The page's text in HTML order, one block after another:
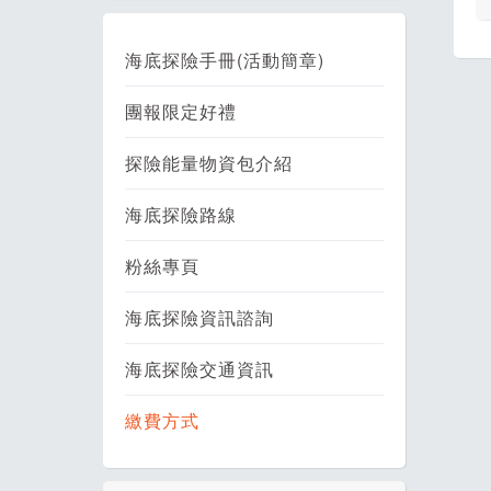
海底探險手冊(活動簡章)
團報限定好禮
探險能量物資包介紹
海底探險路線
粉絲專頁
海底探險資訊諮詢
海底探險交通資訊
繳費方式